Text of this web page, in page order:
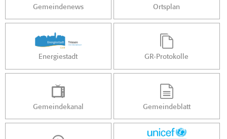
Gemeindenews Ortsplan
Energiestadt GR-Protokolle
Gemeindekanal Gemeindeblatt